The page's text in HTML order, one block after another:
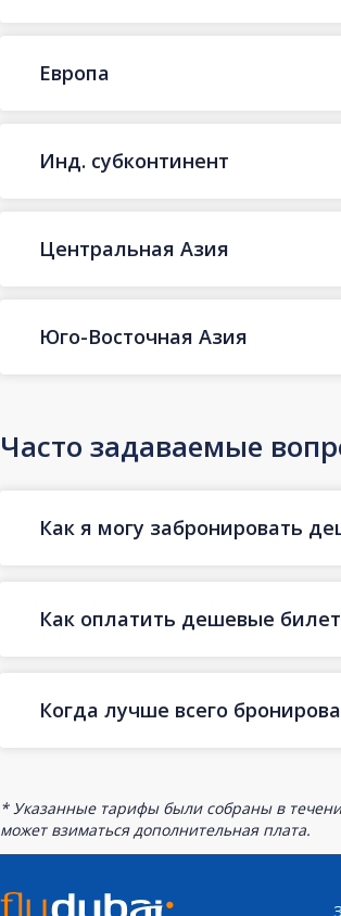
Европа
Инд. субконтинент
Центральная Азия
Юго-Восточная Азия
Часто задаваемые
Как я могу забронировать
Как оплатить дешевые
Когда лучше всего
* Указанные тарифы были собраны в
может взиматься дополнительная плата.